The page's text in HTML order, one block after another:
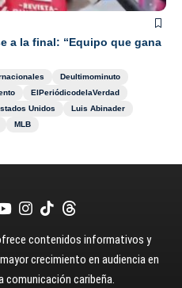
a la final: “Equipo que gana
Deultimominuto
ElPeriódicodelaVerdad
Unidos
Luis Abinader
MLB
contenidos informativos y
crecimiento en audiencia en
comunicación caribeña.